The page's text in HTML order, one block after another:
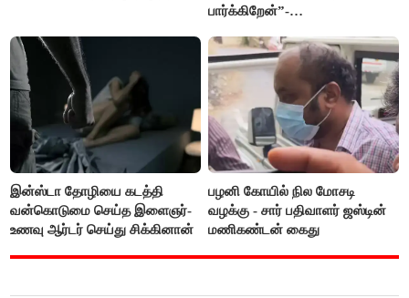
பார்க்கிறேன்”-
இன்ஸ்டா தோழியை கடத்தி
வன்கொடுமை செய்த இளைஞர்-
உணவு ஆர்டர் செய்து சிக்கினான்
பழனி கோயில் நில மோசடி
வழக்கு - சார் பதிவாளர் ஜஸ்டின்
மணிகண்டன் கைது